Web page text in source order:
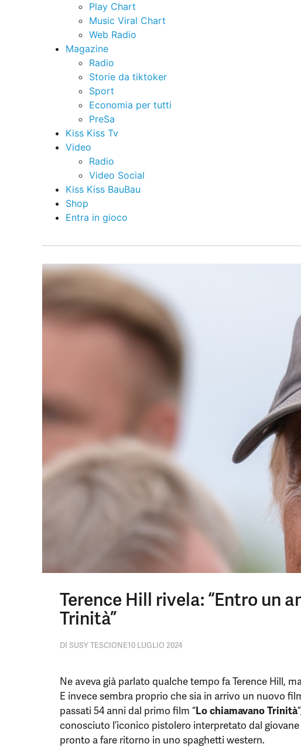
Play Chart
Music Viral Chart
Web Radio
Magazine
Radio
Storie da tiktoker
Sport
Economia per tutti
PreSa
Kiss Kiss Tv
Video
Radio
Video Social
Kiss Kiss BauBau
Shop
Entra in gioco
Terence Hill rivela: “Entro un
Trinità”
DI SUSY TESCIONE10 LUGLIO 2024
Ne aveva già parlato qualche tempo fa Terence Hill,
E invece sembra proprio che sia in arrivo un nuovo
passati 54 anni dal primo film “Lo chiamavano Trinità
conosciuto l’iconico pistolero interpretato dal giovane
pronto a fare ritorno in uno spaghetti western.